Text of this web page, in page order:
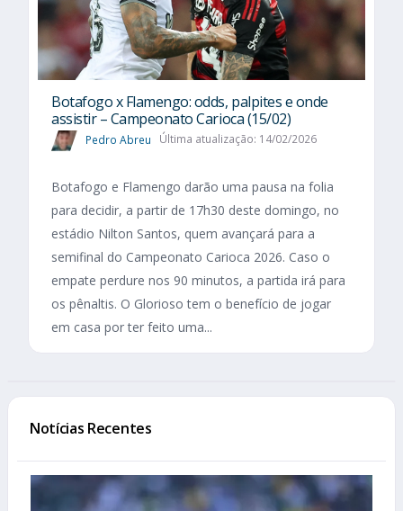
Botafogo x Flamengo: odds, palpites e onde
assistir – Campeonato Carioca (15/02)
Pedro Abreu Última atualização: 14/02/2026
Botafogo e Flamengo darão uma pausa na folia
para decidir, a partir de 17h30 deste domingo, no
estádio Nilton Santos, quem avançará para a
semifinal do Campeonato Carioca 2026. Caso o
empate perdure nos 90 minutos, a partida irá para
os pênaltis. O Glorioso tem o benefício de jogar
em casa por ter feito uma...
Notícias Recentes